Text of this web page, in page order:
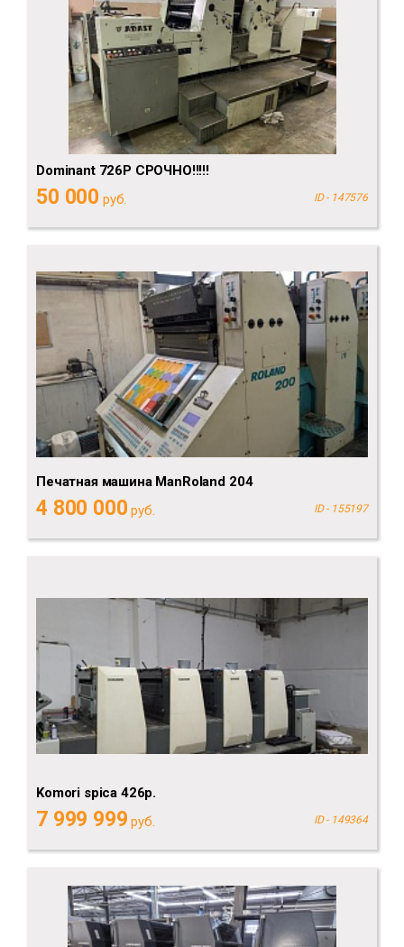
Dominant 726P СРОЧНО!!!!!
50 000 руб. ID - 147576
Печатная машина ManRoland 204
4 800 000 руб. ID - 155197
Komori spica 426p.
7 999 999 руб. ID - 149364